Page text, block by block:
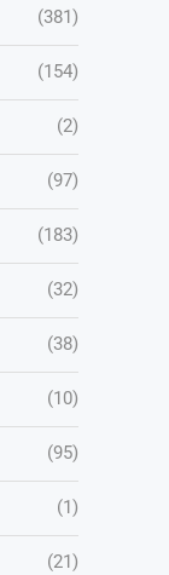
(381)
(154)
(2)
(97)
(183)
(32)
(38)
(10)
(95)
(1)
(21)